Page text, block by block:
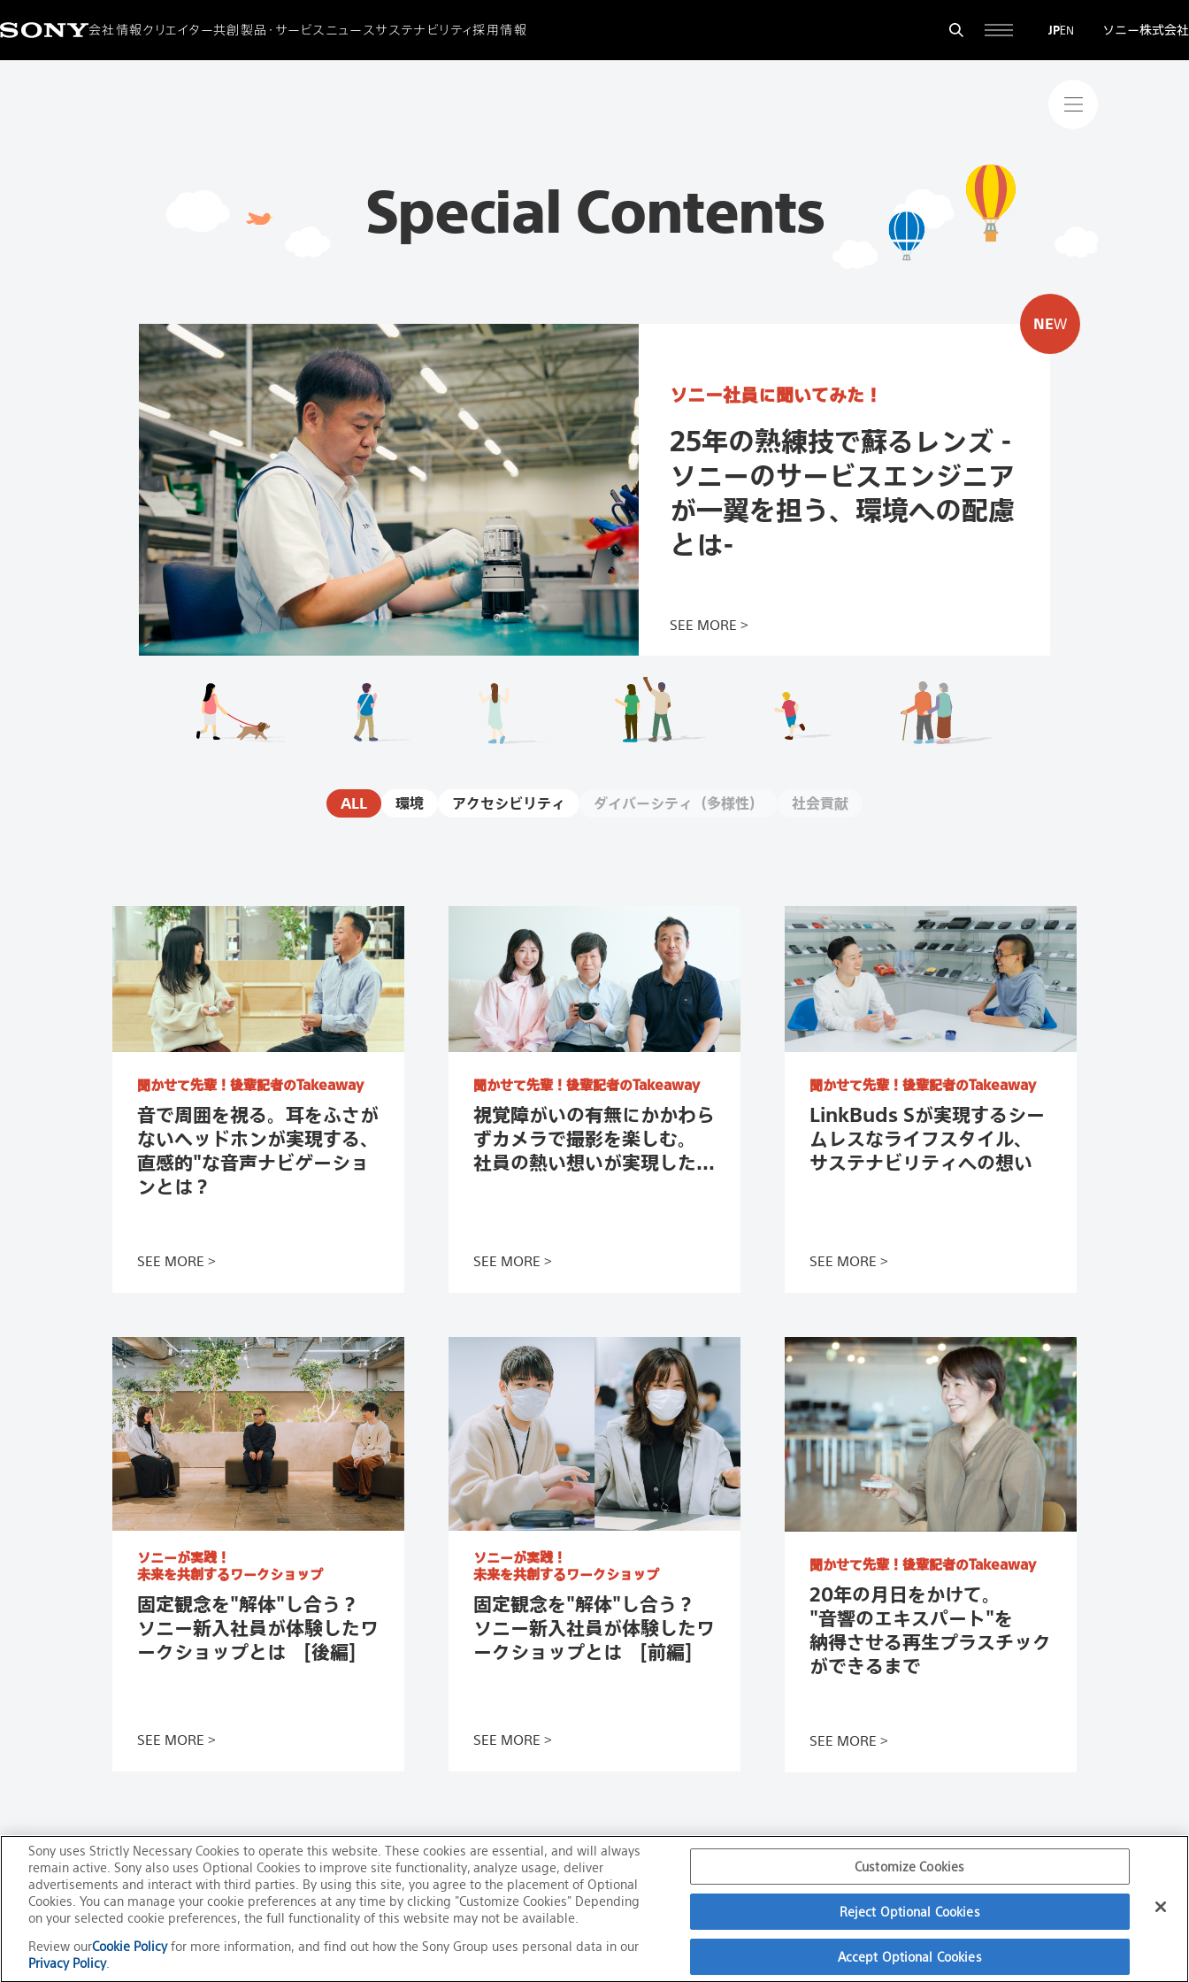
会社情報 クリエイター共創 製品・サービス ニュース サステナビリティ採用情報 JPEN ソニー株式会社
Special Contentsスペシャルコ
ソニー社員に聞いてみた！
25年の熟練技で蘇るレンズ -
ソニーのサービスエンジニア
が一翼を担う、環境への配慮
とは-
SEE MORE この記事を読む
ALL 環境 アクセシビリティ ダイバーシティ（多様性） 社会貢献
聞かせて先輩！ 後輩記者のTakeaway
音で周囲を視る。耳をふさが
ないヘッドホンが実現する、
直感的"な音声ナビゲーショ
ンとは？
SEE MORE この記事を読む
聞かせて先輩！ 後輩記者のTakeaway
視覚障がいの有無にかかわら
ずカメラで撮影を楽しむ。
社員の熱い想いが実現した...
SEE MORE この記事を読む
聞かせて先輩！ 後輩記者のTakeaway
LinkBuds Sが実現するシー
ムレスなライフスタイル、
サステナビリティへの想い
SEE MORE この記事を読む
ソニーが実践！
未来を共創するワークショップ
固定観念を"解体"し合う？
ソニー新入社員が体験したワ
ークショップとは [後編]
SEE MORE この記事を読む
ソニーが実践！
未来を共創するワークショップ
固定観念を"解体"し合う？
ソニー新入社員が体験したワ
ークショップとは [前編]
SEE MORE この記事を読む
聞かせて先輩！ 後輩記者のTakeaway
20年の月日をかけて。
"音響のエキスパート"を
納得させる再生プラスチック
ができるまで
SEE MORE この記事を読む
ご利用条件 プライバシーポリシー Copyright2026Sony Corporation
Sony uses Strictly Necessary Cookies to operate this website. These cookies are essential, and will always
remain active. Sony also uses Optional Cookies to improve site functionality, analyze usage, deliver
advertisements and interact with third parties. By using this site, you agree to the placement of Optional
Cookies. You can manage your cookie preferences at any time by clicking "Customize Cookies" Depending
on your selected cookie preferences, the full functionality of this website may not be available.
Review ourCookie Policyfor more information, and find out how the Sony Group uses personal data in our
Privacy Policy.
Customize Cookies
Reject Optional Cookies
Accept Optional Cookies